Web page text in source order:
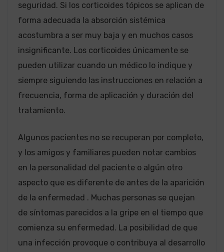
seguridad. Si los corticoides tópicos se aplican de
forma adecuada la absorción sistémica
acostumbra a ser muy baja y en muchos casos
insignificante. Los corticoides únicamente se
pueden utilizar cuando un médico lo indique y
siempre siguiendo las instrucciones en relación a
frecuencia, forma de aplicación y duración del
tratamiento.
Algunos pacientes no se recuperan por completo,
y los amigos y familiares pueden notar cambios
en la personalidad del paciente o algún otro
aspecto que es diferente de antes de la aparición
de la enfermedad . Muchas personas se quejan
de síntomas parecidos a la gripe en el tiempo que
comienza su enfermedad. La posibilidad de que
una infección provoque o contribuya al desarrollo